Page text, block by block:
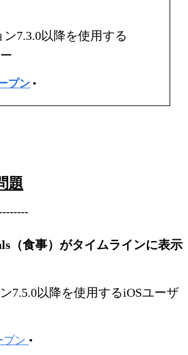
7.3.0以降を使用する
プン •
題
（食事）がタイムラインに表示
7.5.0以降を使用するiOSユーザ
プン •